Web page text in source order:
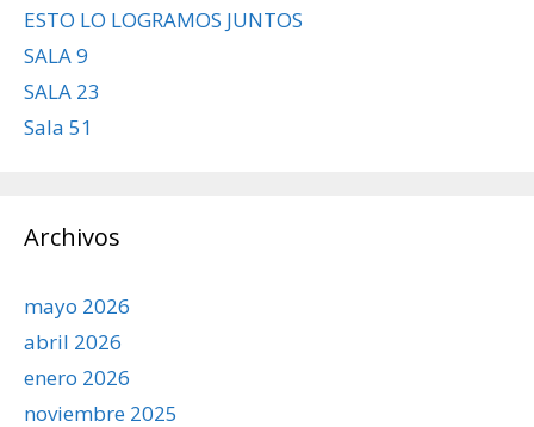
ESTO LO LOGRAMOS JUNTOS
SALA 9
SALA 23
Sala 51
Archivos
mayo 2026
abril 2026
enero 2026
noviembre 2025